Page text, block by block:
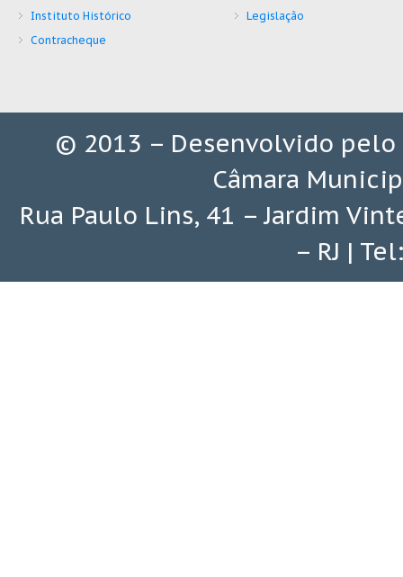
Instituto Histórico
Contracheque
Legislação
© 2013 – Desenvolvido pelo
Câmara
Rua Paulo Lins, 41 – Jardim
– RJ |